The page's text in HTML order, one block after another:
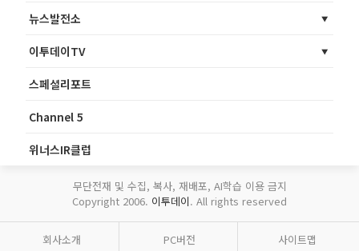
뉴스발전소
이투데이TV
스페셜리포트
Channel 5
위너스IR클럽
무단전재 및 수집, 복사, 재배포, AI학습 이용 금지
Copyright 2006. 이투데이. All rights reserved
회사소개 PC버전 사이트맵